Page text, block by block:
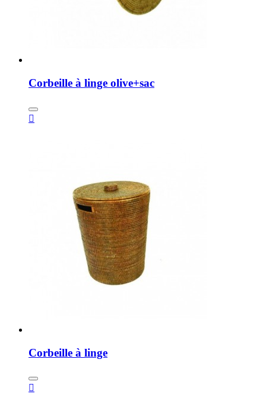
Corbeille à linge olive+sac

Corbeille à linge
